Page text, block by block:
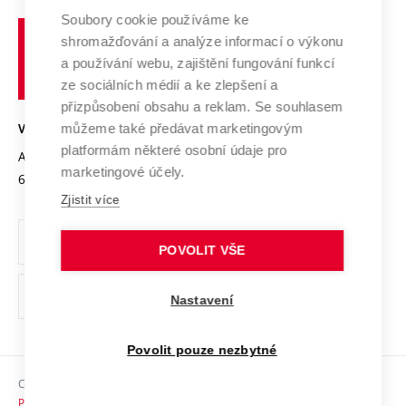
Výzkumné infrastruktury
Transfer znalostí
Open Science
Projekty
Projekty ze strukturálních fondů
Specifický výzkum
Spolupráce se školami
Služby univerzity
Mezinárodní dohody
Univerzitní sítě
Profil univerzity
Udržitelná univerzita
Podnikavá univerzita / ContriBUTe
Bezpečná univerzita
Vyznamenání
Organizační struktura
Ochrana osobních údajů
odkaz)
Sociální bezpečí
učení
technické
VYSOKÉ UČENÍ TECHNICKÉ V BRNĚ
Antonínská 548/1
602 00 Brno
www.vut.cz
vut@vutbr.cz
Copyright © 2026 VUT
Prohlášení o přístupnosti
Soubory cookie používáme ke
shromažďování a analýze informací o výkonu
a používání webu, zajištění fungování funkcí
ze sociálních médií a ke zlepšení a
přizpůsobení obsahu a reklam. Se souhlasem
můžeme také předávat marketingovým
platformám některé osobní údaje pro
marketingové účely.
Zjistit více
POVOLIT VŠE
Nastavení
Povolit pouze nezbytné